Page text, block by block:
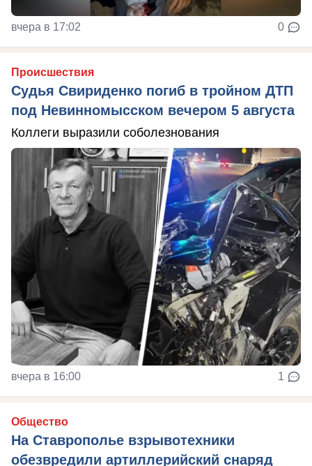
вчера в 17:02 0
Происшествия
Судья Свириденко погиб в тройном ДТП
под Невинномысском вечером 5 августа
Коллеги выразили соболезнования
вчера в 16:00 1
Общество
На Ставрополье взрывотехники
обезвредили артиллерийский снаряд